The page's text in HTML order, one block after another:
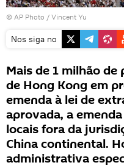
© AP Photo / Vincent Yu
Nos siga no
Mais de 1 milhão de
de Hong Kong em
emenda à lei de
aprovada, a
locais fora da
China continental.
administrativa